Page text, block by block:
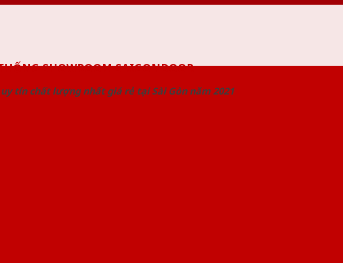
SHOWROOM SAIGONDOOR
tín chất lượng nhất giá rẻ tại Sài Gòn năm 2021